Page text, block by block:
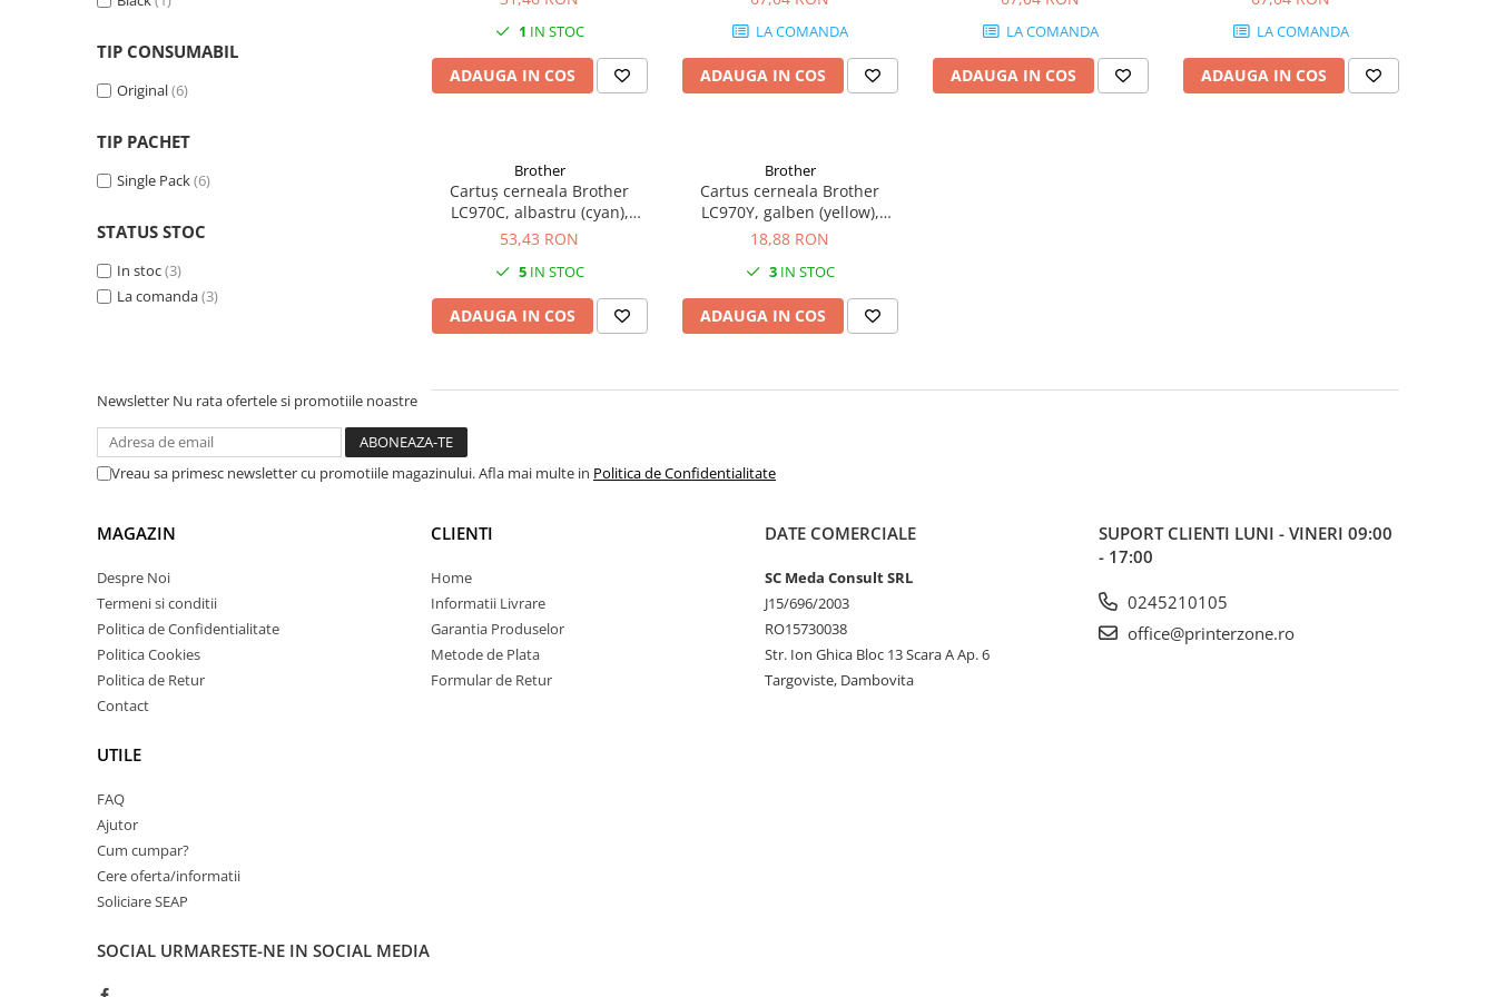
Consumabile imprimanta
Cartuse inkjet si cerneala
Drum unit compatibile
Printare 3D
Accesorii imprimante 3D
Filament imprimanta 3D
Laptopuri / notebookuri
Laptopuri gaming
Ultrabookuri
Laptop-uri 2 in 1
Piese si accesorii
Accesorii Printing
Desktop PC
TIP CONSUMABIL
Original(6)
TIP PACHET
Single Pack(6)
STATUS STOC
In stoc(3)
La comanda(3)
1 IN STOC
ADAUGA IN COS
LA COMANDA
ADAUGA IN COS
LA COMANDA
ADAUGA IN COS
LA COMANDA
ADAUGA IN COS
Brother
Cartuș cerneala Brother
LC970C, albastru (cyan),
original, 300 pagini
53,43 RON
5IN STOC
ADAUGA IN COS
Brother
Cartus cerneala Brother
LC970Y, galben (yellow),
original, 300 pagini, 9 ml
18,88 RON
3IN STOC
ADAUGA IN COS
Newsletter Nu rata ofertele si promotiile noastre
Vreau sa primesc newsletter cu promotiile magazinului. Afla mai multe in Politica de Confidentialitate
MAGAZIN
Despre Noi
Termeni si conditii
Politica de Confidentialitate
Politica Cookies
Politica de Retur
Contact
UTILE
FAQ
Ajutor
Cum cumpar?
Cere oferta/informatii
Soliciare SEAP
CLIENTI
Home
Informatii Livrare
Garantia Produselor
Metode de Plata
Formular de Retur
DATE COMERCIALE
SC Meda Consult SRL
J15/696/2003
RO15730038
Str. Ion Ghica Bloc 13 Scara A Ap. 6
Targoviste, Dambovita
SUPORT CLIENTI LUNI - VINERI 09:00
- 17:00
0245210105
office@printerzone.ro
SOCIAL URMARESTE-NE IN SOCIAL MEDIA